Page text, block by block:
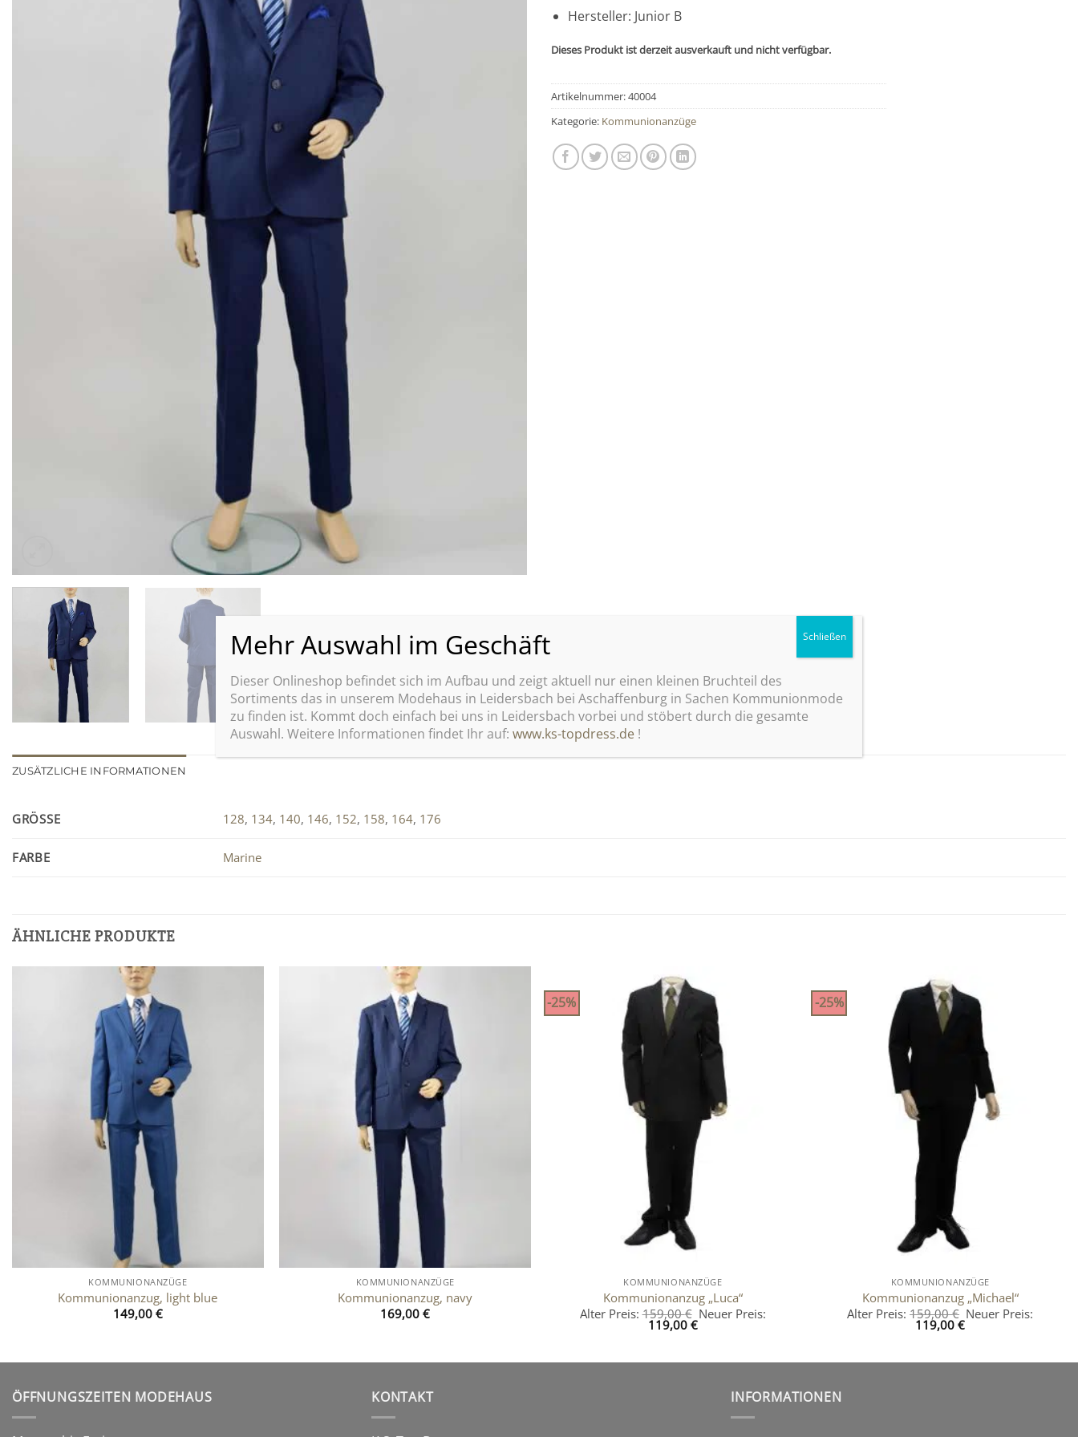
Hersteller: Junior B
Dieses Produkt ist derzeit ausverkauft und nicht verfügbar.
Artikelnummer:40004
Kategorie: Kommunionanzüge
ZUSÄTZLICHE INFORMATIONEN
GRÖSSE 128, 134, 140, 146, 152, 158, 164, 176
FARBE Marine
ÄHNLICHE PRODUKTE
KOMMUNIONANZÜGE
Kommunionanzug, light blue
149,00 €
KOMMUNIONANZÜGE
Kommunionanzug, navy
169,00€
-25%
KOMMUNIONANZÜGE
Kommunionanzug „Luca“
Alter Preis: 159,00€ Ursprünglicher
Preis
Neuer Preis:
119,00 €Aktueller
-25%
KOMMUNIONANZÜGE
Kommunionanzug „Michael“
Alter Preis: 159,00€ Ursprünglicher
Neuer Preis:
119,00€Aktueller
ÖFFNUNGSZEITEN MODEHAUS KONTAKT INFORMATIONEN
Dieser Onlineshop befindet sich im Aufbau und zeigt aktuell nur einen kleinen Bruchteil des
Sortiments das in unserem Modehaus in Leidersbach bei Aschaffenburg in Sachen Kommunionmode
zu finden ist. Kommt doch einfach bei uns in Leidersbach vorbei und stöbert durch die gesamte
Auswahl. Weitere Informationen findet Ihr auf: www.ks-topdress.de!